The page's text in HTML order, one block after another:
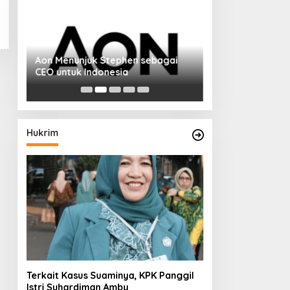
Aon Menunjuk Stephen sebagai
CEO untuk Indonesia
Hukrim
Terkait Kasus Suaminya, KPK Panggil
Istri Suhardiman Amby